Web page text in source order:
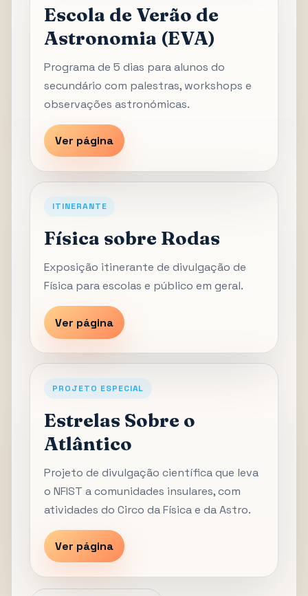
Escola de Verão de
Astronomia (EVA)
Programa de 5 dias para alunos do
secundário com palestras, workshops e
observações astronómicas.
Ver página
ITINERANTE
Física sobre Rodas
Exposição itinerante de divulgação de
Física para escolas e público em geral.
Ver página
PROJETO ESPECIAL
Estrelas Sobre o
Atlântico
Projeto de divulgação científica que leva
o NFIST a comunidades insulares, com
atividades do Circo da Física e da Astro.
Ver página